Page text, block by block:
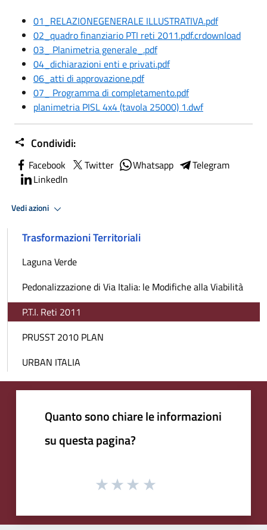
01_RELAZIONEGENERALE ILLUSTRATIVA.pdf
02_quadro finanziario PTI reti 2011.pdf.crdownload
03_ Planimetria generale_.pdf
04_dichiarazioni enti e privati.pdf
06_atti di approvazione.pdf
07_ Programma di completamento.pdf
planimetria PISL 4x4 (tavola 25000) 1.dwf
Condividi:
Facebook Twitter Whatsapp
Telegram
LinkedIn
Vedi azioni
Trasformazioni Territoriali
Laguna Verde
Pedonalizzazione di Via Italia: le Modifiche alla Viabilità
P.T.I. Reti 2011
PRUSST 2010 PLAN
URBAN ITALIA
Quanto sono chiare le informazioni
su questa pagina?